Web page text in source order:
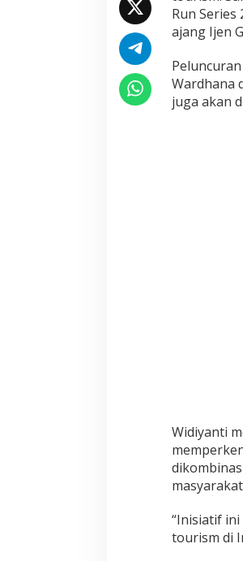
j
e
n
e
o
p
Run
ajang Ijen
Wardhana
juga akan
Widiyanti
“Inisiatif
tourism di